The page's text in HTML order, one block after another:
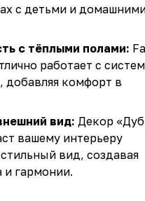
с детьми и
с тёплыми полами:
работает с
добавляя комфорт в
вид: Декор «Дуб
вашему интерьеру
вид, создавая
и гармонии.